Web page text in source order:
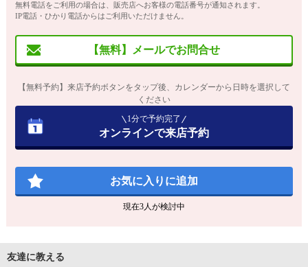
無料電話をご利用の場合は、販売店へお客様の電話番号が通知されます。
IP電話・ひかり電話からはご利用いただけません。
【無料】メールでお問合せ
【無料予約】来店予約ボタンをタップ後、カレンダーから日時を選択して
ください
1分で予約完了
オンラインで来店予約
お気に入りに追加
現在3人が検討中
友達に教える